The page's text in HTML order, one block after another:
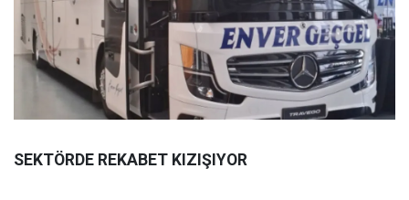
SEKTÖRDE REKABET KIZIŞIYOR